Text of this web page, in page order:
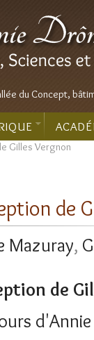
du Concept,
Gilles Vergnon
de
Mazuray,
de